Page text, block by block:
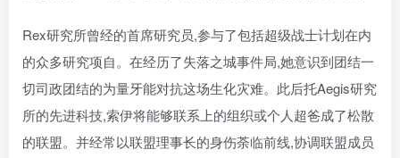
Rex研究所曾经的首席研究员,参与了包括超级战士计划在内
的众多研究项自。在经历了失落之城事件局,她意识到团结一
切司政团结的为量牙能对抗这场生化灾难。此后托Aegis研究
所的先进科技,索伊将能够联系上的组织或个人超爸成了松散
的联盟。并经常以联盟理事长的身伤荼临前线,协调联盟成员